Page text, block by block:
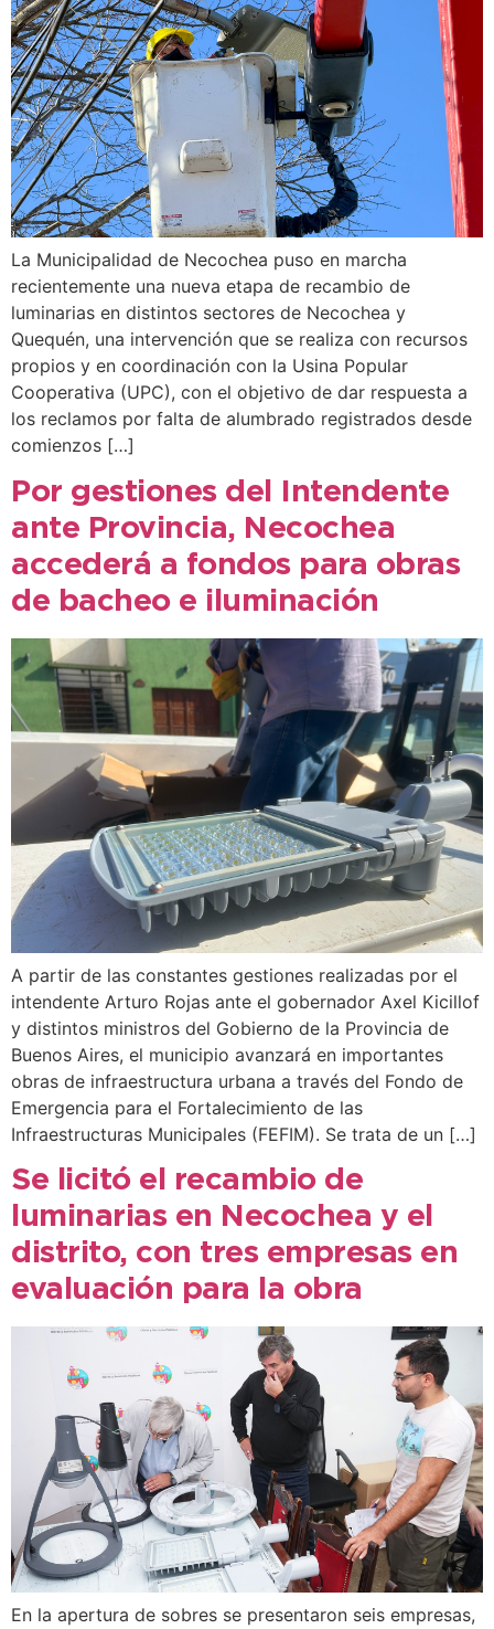
La Municipalidad de Necochea puso en marcha
recientemente una nueva etapa de recambio de
luminarias en distintos sectores de Necochea y
Quequén, una intervención que se realiza con recursos
propios y en coordinación con la Usina Popular
Cooperativa (UPC), con el objetivo de dar respuesta a
los reclamos por falta de alumbrado registrados desde
comienzos […]
Por gestiones del Intendente
ante Provincia, Necochea
accederá a fondos para obras
de bacheo e iluminación
A partir de las constantes gestiones realizadas por el
intendente Arturo Rojas ante el gobernador Axel Kicillof
y distintos ministros del Gobierno de la Provincia de
Buenos Aires, el municipio avanzará en importantes
obras de infraestructura urbana a través del Fondo de
Emergencia para el Fortalecimiento de las
Infraestructuras Municipales (FEFIM). Se trata de un […]
Se licitó el recambio de
luminarias en Necochea y el
distrito, con tres empresas en
evaluación para la obra
En la apertura de sobres se presentaron seis empresas,